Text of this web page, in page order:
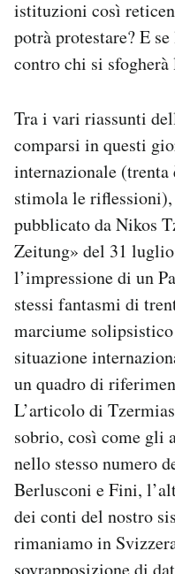
istituzioni così
potrà protestare? E
contro chi si sfogherà
Tra i vari riassunti
comparsi in questi
internazionale (trenta
stimola le riflessioni),
pubblicato da Nikos
Zeitung» del 31
l’impressione di un
stessi fantasmi di
marciume
situazione
un quadro di
L’articolo di
sobrio, così come gli
nello stesso numero
Berlusconi e Fini,
dei conti del nostro
rimaniamo in
sovrapposizione di